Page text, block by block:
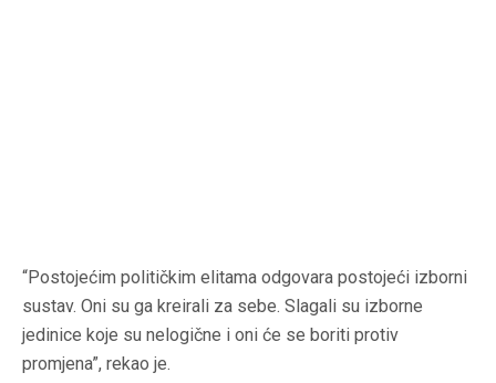
“Postojećim političkim elitama odgovara postojeći izborni
sustav. Oni su ga kreirali za sebe. Slagali su izborne
jedinice koje su nelogične i oni će se boriti protiv
promjena”, rekao je.